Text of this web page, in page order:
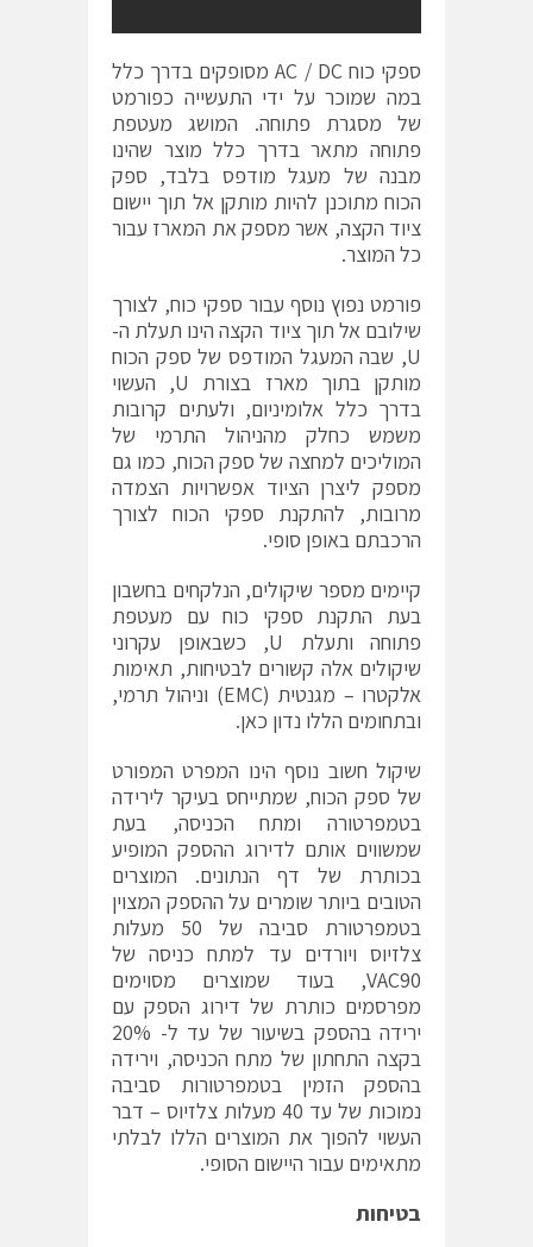
ספקי כוח AC / DC מסופקים בדרך כלל
במה שמוכר על ידי התעשייה כפורמט
של מסגרת פתוחה. המושג מעטפת
פתוחה מתאר ​​בדרך כלל מוצר שהינו
מבנה של מעגל מודפס בלבד, ספק
הכוח מתוכנן להיות מותקן אל תוך יישום
ציוד הקצה, אשר מספק את המארז עבור
כל המוצר.
פורמט נפוץ נוסף עבור ספקי כוח, לצורך
שילובם אל תוך ציוד הקצה הינו תעלת ה-
U, שבה המעגל המודפס של ספק הכוח
מותקן בתוך מארז בצורת U, העשוי
בדרך כלל אלומיניום, ולעתים קרובות
משמש כחלק מהניהול התרמי של
המוליכים למחצה של ספק הכוח, כמו גם
מספק ליצרן הציוד אפשרויות הצמדה
מרובות, להתקנת ספקי הכוח ​​לצורך
הרכבתם באופן סופי.
קיימים מספר שיקולים, הנלקחים בחשבון
בעת התקנת ספקי כוח עם מעטפת
פתוחה ותעלת U, כשבאופן עקרוני
שיקולים אלה קשורים לבטיחות, תאימות
אלקטרו – מגנטית (EMC) וניהול תרמי,
ובתחומים הללו נדון כאן.
שיקול חשוב נוסף הינו המפרט המפורט
של ספק הכוח, שמתייחס בעיקר לירידה
בטמפרטורה ומתח הכניסה, בעת
שמשווים אותם לדירוג ההספק המופיע
בכותרת של דף הנתונים. המוצרים
הטובים ביותר שומרים על ההספק המצוין
בטמפרטורת סביבה של 50 מעלות
צלזיוס ויורדים עד למתח כניסה של
VAC90, בעוד שמוצרים מסוימים
מפרסמים כותרת של דירוג הספק עם
ירידה בהספק בשיעור של עד ל- 20%
בקצה התחתון של מתח הכניסה, וירידה
בהספק הזמין בטמפרטורות סביבה
נמוכות של עד 40 מעלות צלזיוס – דבר
העשוי להפוך את המוצרים הללו לבלתי
מתאימים עבור היישום הסופי.
בטיחות